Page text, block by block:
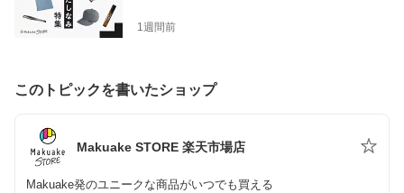
1週間前
このトピックを書いたショップ
Makuake STORE 楽天市場店
Makuake発のユニークな商品がいつでも買える